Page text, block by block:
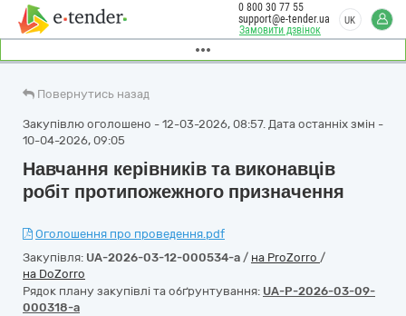
Замовити дзвінок
0 800 30 77 55
support@e-tender.ua
UK
Повернутись назад
Закупівлю оголошено - 12-03-2026, 08:57. Дата останніх змін -
10-04-2026, 09:05
Навчання керівників та виконавців
робіт протипожежного призначення
Оголошення про проведення.pdf
Закупівля: UA-2026-03-12-000534-a / на ProZorro /
на DoZorro
Рядок плану закупівлі та обґрунтування: UA-P-2026-03-09-
000318-a